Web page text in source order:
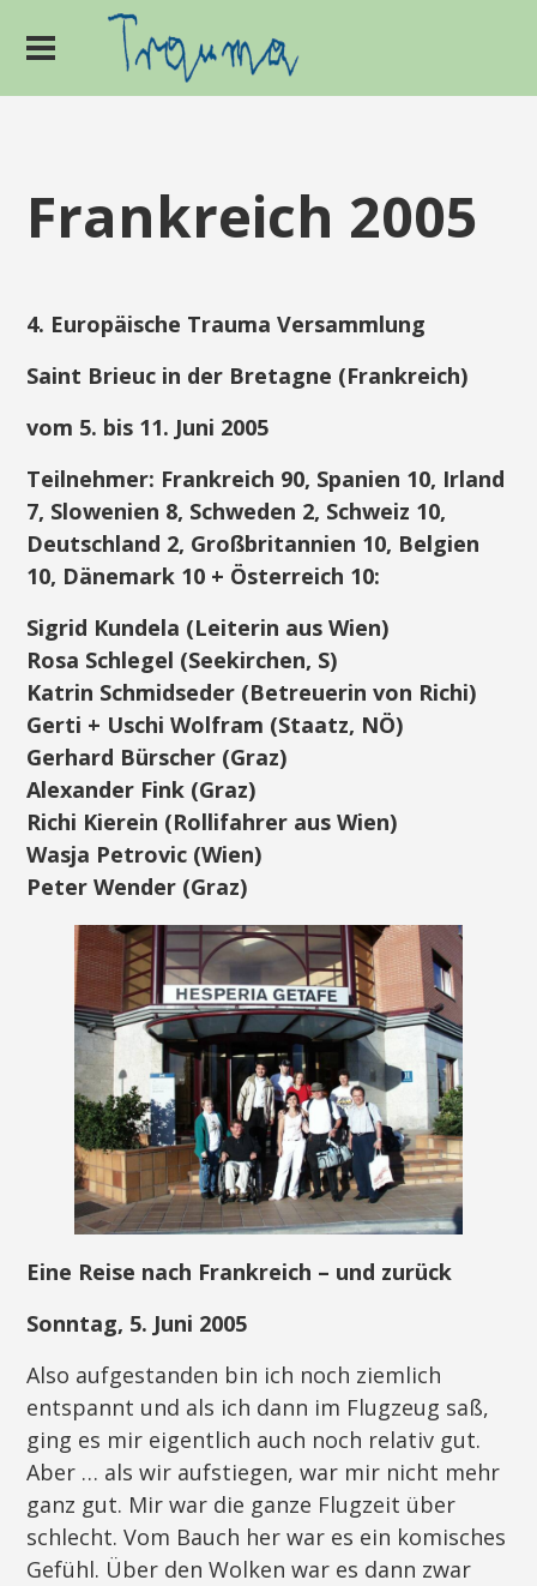
Frankreich 2005
4. Europäische Trauma Versammlung
Saint Brieuc in der Bretagne (Frankreich)
vom 5. bis 11. Juni 2005
Teilnehmer: Frankreich 90, Spanien 10, Irland
7, Slowenien 8, Schweden 2, Schweiz 10,
Deutschland 2, Großbritannien 10, Belgien
10, Dänemark 10 + Österreich 10:
Sigrid Kundela (Leiterin aus Wien)
Rosa Schlegel (Seekirchen, S)
Katrin Schmidseder (Betreuerin von Richi)
Gerti + Uschi Wolfram (Staatz, NÖ)
Gerhard Bürscher (Graz)
Alexander Fink (Graz)
Richi Kierein (Rollifahrer aus Wien)
Wasja Petrovic (Wien)
Peter Wender (Graz)
Eine Reise nach Frankreich – und zurück
Sonntag, 5. Juni 2005
Also aufgestanden bin ich noch ziemlich
entspannt und als ich dann im Flugzeug saß,
ging es mir eigentlich auch noch relativ gut.
Aber … als wir aufstiegen, war mir nicht mehr
ganz gut. Mir war die ganze Flugzeit über
schlecht. Vom Bauch her war es ein komisches
Gefühl. Über den Wolken war es dann zwar